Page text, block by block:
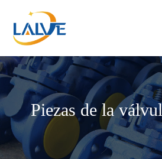
contenido
Piezas de la